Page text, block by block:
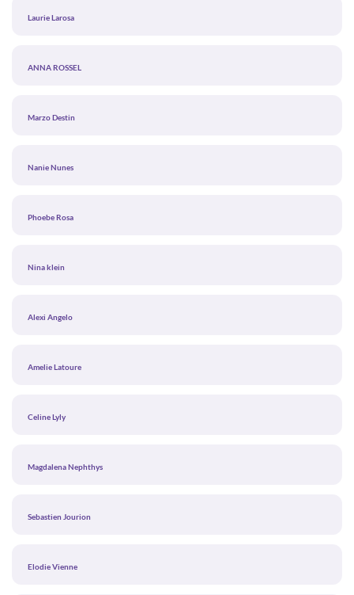
Laurie Larosa
ANNA ROSSEL
Marzo Destin
Nanie Nunes
Phoebe Rosa
Nina klein
Alexi Angelo
Amelie Latoure
Celine Lyly
Magdalena Nephthys
Sebastien Jourion
Elodie Vienne